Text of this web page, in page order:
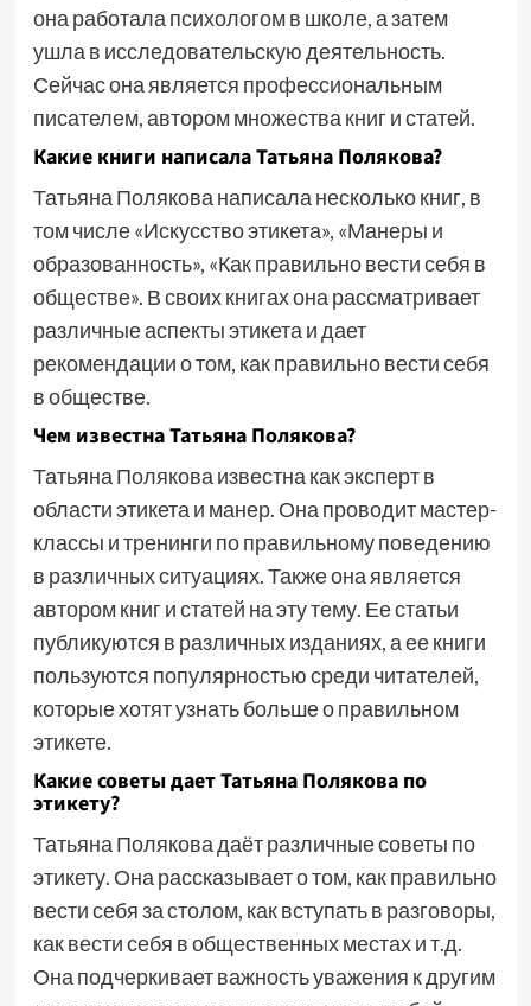
она работала психологом в школе, а затем
ушла в исследовательскую деятельность.
Сейчас она является профессиональным
писателем, автором множества книг и статей.
Какие книги написала Татьяна Полякова?
Татьяна Полякова написала несколько книг, в
том числе «Искусство этикета», «Манеры и
образованность», «Как правильно вести себя в
обществе». В своих книгах она рассматривает
различные аспекты этикета и дает
рекомендации о том, как правильно вести себя
в обществе.
Чем известна Татьяна Полякова?
Татьяна Полякова известна как эксперт в
области этикета и манер. Она проводит мастер-
классы и тренинги по правильному поведению
в различных ситуациях. Также она является
автором книг и статей на эту тему. Ее статьи
публикуются в различных изданиях, а ее книги
пользуются популярностью среди читателей,
которые хотят узнать больше о правильном
этикете.
Какие советы дает Татьяна Полякова по
этикету?
Татьяна Полякова даёт различные советы по
этикету. Она рассказывает о том, как правильно
вести себя за столом, как вступать в разговоры,
как вести себя в общественных местах и т.д.
Она подчеркивает важность уважения к другим